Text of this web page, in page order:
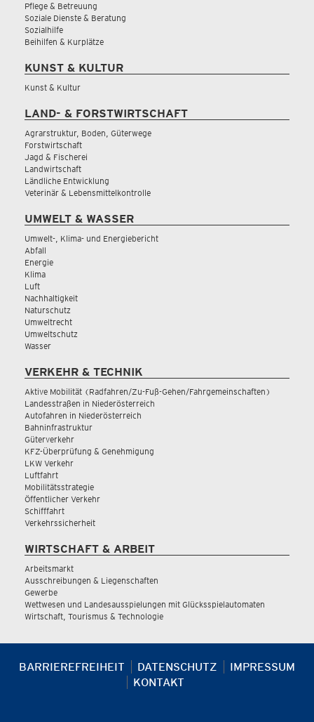
Pflege & Betreuung
Soziale Dienste & Beratung
Sozialhilfe
Beihilfen & Kurplätze
KUNST & KULTUR
Kunst & Kultur
LAND- & FORSTWIRTSCHAFT
Agrarstruktur, Boden, Güterwege
Forstwirtschaft
Jagd & Fischerei
Landwirtschaft
Ländliche Entwicklung
Veterinär & Lebensmittelkontrolle
UMWELT & WASSER
Umwelt-, Klima- und Energiebericht
Abfall
Energie
Klima
Luft
Nachhaltigkeit
Naturschutz
Umweltrecht
Umweltschutz
Wasser
VERKEHR & TECHNIK
Aktive Mobilität (Radfahren/Zu-Fuß-Gehen/Fahrgemeinschaften)
Landesstraßen in Niederösterreich
Autofahren in Niederösterreich
Bahninfrastruktur
Güterverkehr
KFZ-Überprüfung & Genehmigung
LKW Verkehr
Luftfahrt
Mobilitätsstrategie
Öffentlicher Verkehr
Schifffahrt
Verkehrssicherheit
WIRTSCHAFT & ARBEIT
Arbeitsmarkt
Ausschreibungen & Liegenschaften
Gewerbe
Wettwesen und Landesausspielungen mit Glücksspielautomaten
Wirtschaft, Tourismus & Technologie
BARRIEREFREIHEIT DATENSCHUTZ
IMPRESSUM
KONTAKT